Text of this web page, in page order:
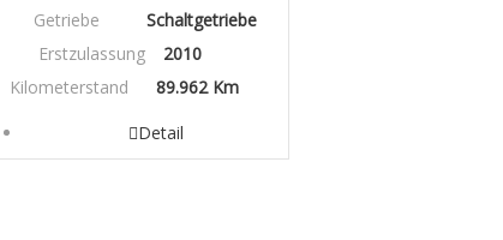
Getriebe
Schaltgetriebe
Erstzulassung
2010
Kilometerstand
89.962 Km
Detail